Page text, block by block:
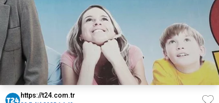
https://t24.com.tr